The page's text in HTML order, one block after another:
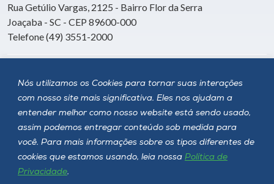
Nós utilizamos os Cookies para tornar suas interações
com nosso site mais significativa. Eles nos ajudam a
entender melhor como nosso website está sendo usado,
assim podemos entregar conteúdo sob medida para
você. Para mais informações sobre os tipos diferentes de
cookies que estamos usando, leia nossa Política de
Privacidade.
Rua Getúlio Vargas, 2125 - Bairro Flor da Serra
Joaçaba - SC - CEP 89600-000
Telefone (49) 3551-2000
Siga a Unoesc